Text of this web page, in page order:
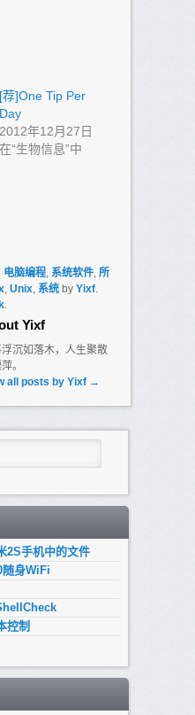
[荐]One Tip Per
Day
2012年12月27日
在“生物信息”中
电脑编程, 系统软件, 所
, Unix, 系统by Yixf.
.
Yixf
沉如落木，人生聚散
。
all posts by Yixf →
2S手机中的文件
身WiFi
控制